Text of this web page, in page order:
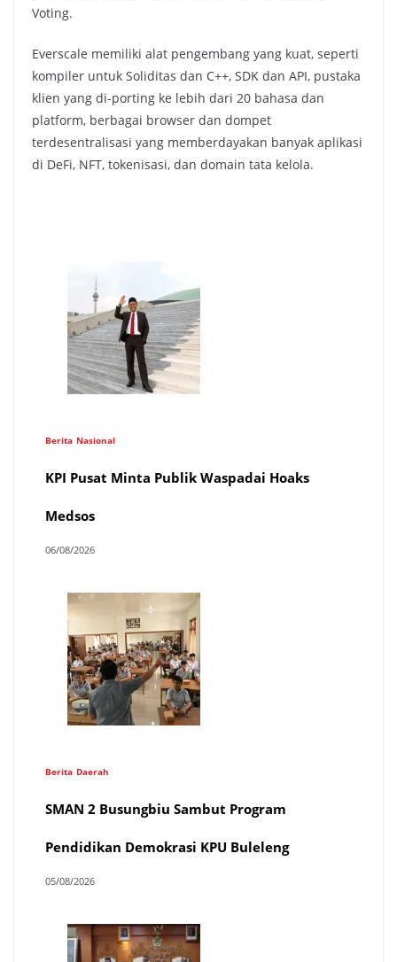
Voting.
Everscale memiliki alat pengembang yang kuat, seperti
kompiler untuk Soliditas dan C++, SDK dan API, pustaka
klien yang di-porting ke lebih dari 20 bahasa dan
platform, berbagai browser dan dompet
terdesentralisasi yang memberdayakan banyak aplikasi
di DeFi, NFT, tokenisasi, dan domain tata kelola.
Berita Nasional
KPI Pusat Minta Publik Waspadai Hoaks
Medsos
06/08/2026
Berita Daerah
SMAN 2 Busungbiu Sambut Program
Pendidikan Demokrasi KPU Buleleng
05/08/2026